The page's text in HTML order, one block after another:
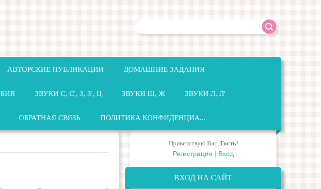
АВТОРСКИЕ ПУБЛИКАЦИИ ДОМАШНИЕ ЗАДАНИЯ
ЗВУКИ С, С', З, З', Ц ЗВУКИ Ш, Ж ЗВУКИ Л, Л'
ОБРАТНАЯ СВЯЗЬ ПОЛИТИКА КОНФИДЕНЦИА...
Приветствую Вас, Гость!
Регистрация | Вход
ВХОД НА САЙТ